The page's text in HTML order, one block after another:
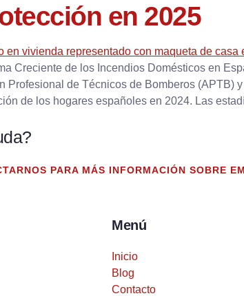
en 2025
Creciente de los Incendios Domésticos en
Profesional de Técnicos de Bomberos (APTB)
de los hogares españoles en 2024. Las
PARA MÁS INFORMACIÓN SOBRE
Menú
Inicio
Blog
Contacto